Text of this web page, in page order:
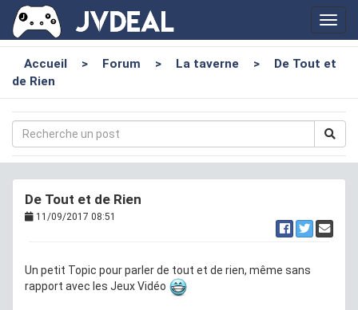
Accueil > Forum > La taverne >
De Tout et
de Rien
De Tout et de Rien
11/09/2017 08:51
Un petit Topic pour parler de tout et de rien, même sans
rapport avec les Jeux Vidéo